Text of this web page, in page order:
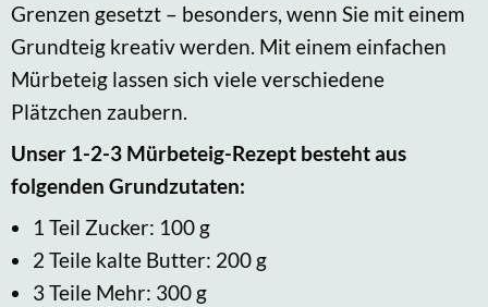
Grenzen gesetzt – besonders, wenn Sie mit einem
Grundteig kreativ werden. Mit einem einfachen
Mürbeteig lassen sich viele verschiedene
Plätzchen zaubern.
Unser 1-2-3 Mürbeteig-Rezept besteht aus
folgenden Grundzutaten:
1 Teil Zucker: 100 g
2 Teile kalte Butter: 200 g
3 Teile Mehr: 300 g